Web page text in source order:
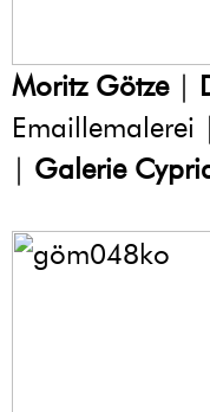
Moritz Götze|
| Galerie